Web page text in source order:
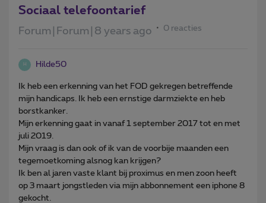
Sociaal telefoontarief
Forum|Forum|8 years ago 0 reacties
H Hilde50
Ik heb een erkenning van het FOD gekregen betreffende
mijn handicaps. Ik heb een ernstige darmziekte en heb
borstkanker.
Mijn erkenning gaat in vanaf 1 september 2017 tot en met
juli 2019.
Mijn vraag is dan ook of ik van de voorbije maanden een
tegemoetkoming alsnog kan krijgen?
Ik ben al jaren vaste klant bij proximus en men zoon heeft
op 3 maart jongstleden via mijn abbonnement een iphone 8
gekocht.